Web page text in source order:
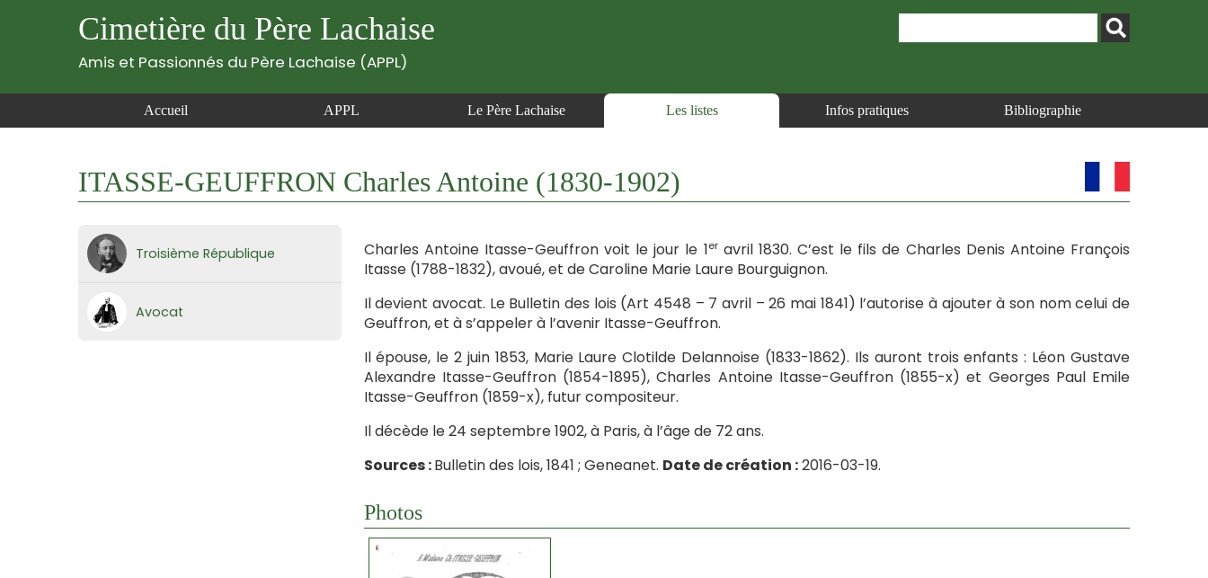
Cimetière du Père Lachaise
Amis et Passionnés du Père Lachaise (APPL)
Accueil APPL Le Père Lachaise Les listes Infos pratiques Bibliographie
ITASSE-GEUFFRON Charles Antoine (1830-1902)
Troisième République
Avocat
Charles Antoine Itasse-Geuffron voit le jour le 1eravril 1830. C’est le fils de Charles Denis Antoine François
Itasse (1788-1832), avoué, et de Caroline Marie Laure Bourguignon.
Il devient avocat. Le Bulletin des lois (Art 4548 – 7 avril – 26 mai 1841) l’autorise à ajouter à son nom celui de
Geuffron, et à s’appeler à l’avenir Itasse-Geuffron.
Il épouse, le 2 juin 1853, Marie Laure Clotilde Delannoise (1833-1862). Ils auront trois enfants : Léon Gustave
Alexandre Itasse-Geuffron (1854-1895), Charles Antoine Itasse-Geuffron (1855-x) et Georges Paul Emile
Itasse-Geuffron (1859-x), futur compositeur.
Il décède le 24 septembre 1902, à Paris, à l’âge de 72 ans.
Sources :Bulletin des lois, 1841 ; Geneanet. Date de création :2016-03-19.
Photos